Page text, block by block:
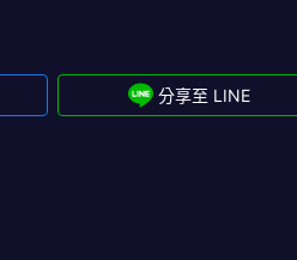
分享至 LINE